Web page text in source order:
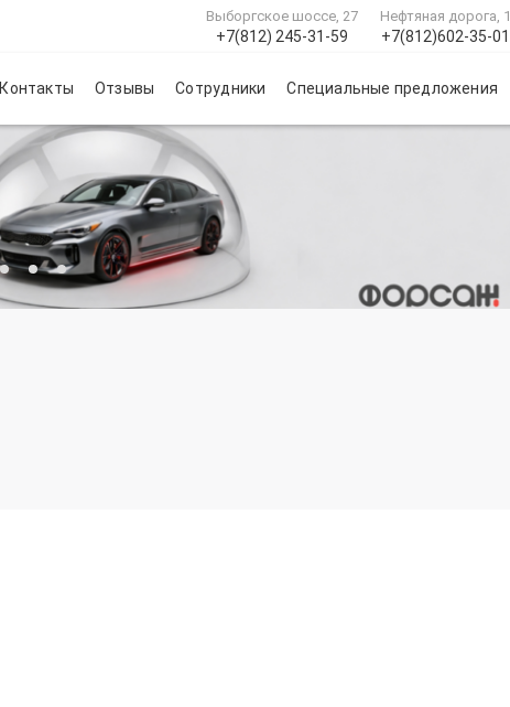
+7(812) 245-31-59
Выборгское шоссе, 27
+7(812)602-35-01
Нефтяная дорога, 1
Контакты Отзывы Сотрудники Специальные предложения